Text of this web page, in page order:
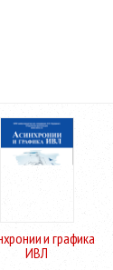
и графика
ИВЛ